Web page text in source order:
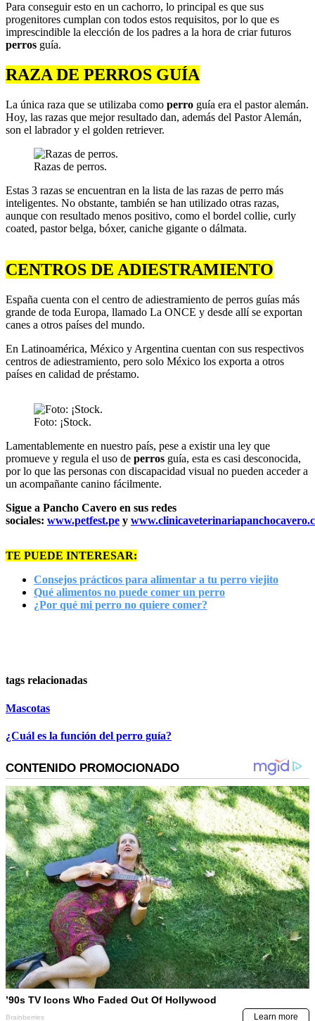
Para conseguir esto en un cachorro, lo principal es que sus
progenitores cumplan con todos estos requisitos, por lo que es
imprescindible la elección de los padres a la hora de criar futuros
perros guía.
RAZA DE PERROS GUÍA
La única raza que se utilizaba como perro guía era el pastor alemán.
Hoy, las razas que mejor resultado dan, además del Pastor Alemán,
son el labrador y el golden retriever.
Razas de perros.
Estas 3 razas se encuentran en la lista de las razas de perro más
inteligentes. No obstante, también se han utilizado otras razas,
aunque con resultado menos positivo, como el bordel collie, curly
coated, pastor belga, bóxer, caniche gigante o dálmata.
CENTROS DE ADIESTRAMIENTO
España cuenta con el centro de adiestramiento de perros guías más
grande de toda Europa, llamado La ONCE y desde allí se exportan
canes a otros países del mundo.
En Latinoamérica, México y Argentina cuentan con sus respectivos
centros de adiestramiento, pero solo México los exporta a otros
países en calidad de préstamo.
Foto: ¡Stock.
Lamentablemente en nuestro país, pese a existir una ley que
promueve y regula el uso de perros guía, esta es casi desconocida,
por lo que las personas con discapacidad visual no pueden acceder a
un acompañante canino fácilmente.
Sigue a Pancho Cavero en sus redes
sociales: www.petfest.pe y
TE PUEDE INTERESAR:
Consejos prácticos para alimentar a tu perro viejito
Qué alimentos no puede comer un perro
¿Por qué mi perro no quiere comer?
tags relacionadas
Mascotas
¿Cuál es la función del perro guía?